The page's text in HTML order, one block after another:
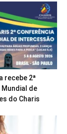
recebe 2ª
de
do Charis